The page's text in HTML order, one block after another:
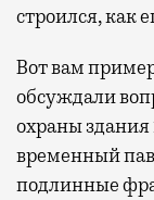
строился, как
Вот вам
обсуждали
охраны здания
временный
подлинные